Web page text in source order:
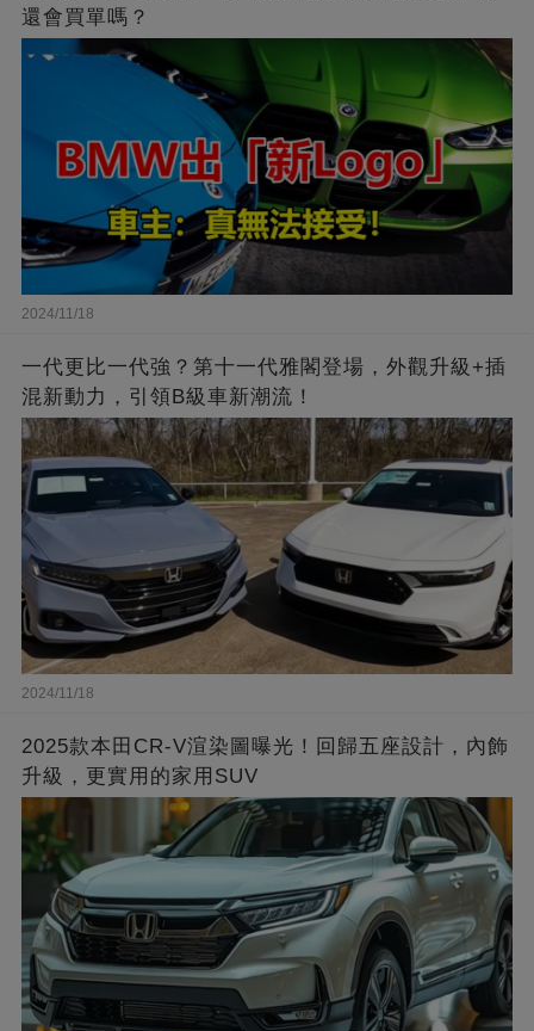
還會買單嗎？
2024/11/18
一代更比一代強？第十一代雅閣登場，外觀升級+插
混新動力，引領B級車新潮流！
2024/11/18
2025款本田CR-V渲染圖曝光！回歸五座設計，內飾
升級，更實用的家用SUV